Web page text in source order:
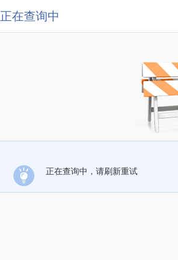
正在查询中
正在查询中，请刷新重试